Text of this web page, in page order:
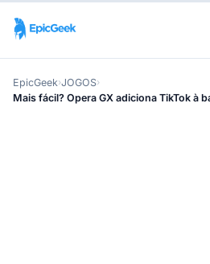
EpicGeek›JOGOS›
Mais fácil? Opera GX adiciona TikTok à